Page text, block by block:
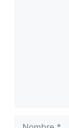
Nombre